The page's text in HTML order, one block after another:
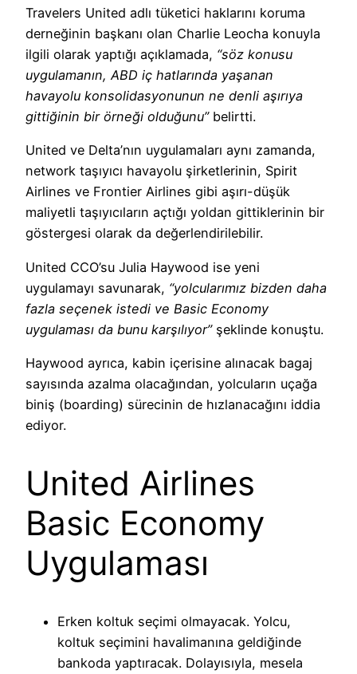
Travelers United adlı tüketici haklarını koruma
derneğinin başkanı olan Charlie Leocha konuyla
ilgili olarak yaptığı açıklamada, “söz konusu
uygulamanın, ABD iç hatlarında yaşanan
havayolu konsolidasyonunun ne denli aşırıya
gittiğinin bir örneği olduğunu”belirtti.
United ve Delta’nın uygulamaları aynı zamanda,
network taşıyıcı havayolu şirketlerinin, Spirit
Airlines ve Frontier Airlines gibi aşırı-düşük
maliyetli taşıyıcıların açtığı yoldan gittiklerinin bir
göstergesi olarak da değerlendirilebilir.
United CCO’su Julia Haywood ise yeni
uygulamayı savunarak, “yolcularımız bizden daha
fazla seçenek istedi ve Basic Economy
uygulaması da bunu karşılıyor”şeklinde konuştu.
Haywood ayrıca, kabin içerisine alınacak bagaj
sayısında azalma olacağından, yolcuların uçağa
biniş (boarding) sürecinin de hızlanacağını iddia
ediyor.
United Airlines
Basic Economy
Uygulaması
Erken koltuk seçimi olmayacak. Yolcu,
koltuk seçimini havalimanına geldiğinde
bankoda yaptıracak. Dolayısıyla, mesela